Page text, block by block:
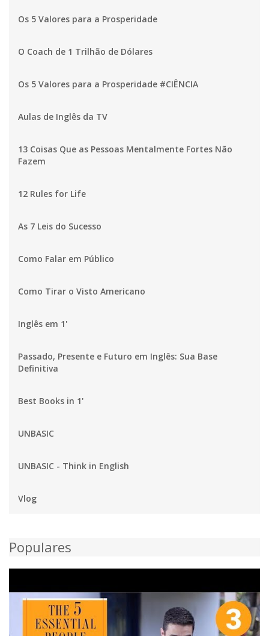
Os 5 Valores para a Prosperidade
O Coach de 1 Trilhão de Dólares
Os 5 Valores para a Prosperidade #CIÊNCIA
Aulas de Inglês da TV
13 Coisas Que as Pessoas Mentalmente Fortes Não
Fazem
12 Rules for Life
As 7 Leis do Sucesso
Como Falar em Público
Como Tirar o Visto Americano
Inglês em 1'
Passado, Presente e Futuro em Inglês: Sua Base
Definitiva
Best Books in 1'
UNBASIC
UNBASIC - Think in English
Vlog
Populares